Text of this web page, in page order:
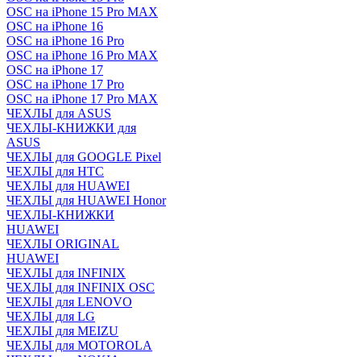
OSC на iPhone 15 Pro MAX
OSC на iPhone 16
OSC на iPhone 16 Pro
OSC на iPhone 16 Pro MAX
OSC на iPhone 17
OSC на iPhone 17 Pro
OSC на iPhone 17 Pro MAX
ЧЕХЛЫ для ASUS
ЧЕХЛЫ-КНИЖКИ для
ASUS
ЧЕХЛЫ для GOOGLE Pixel
ЧЕХЛЫ для HTC
ЧЕХЛЫ для HUAWEI
ЧЕХЛЫ для HUAWEI Honor
ЧЕХЛЫ-КНИЖКИ
HUAWEI
ЧЕХЛЫ ORIGINAL
HUAWEI
ЧЕХЛЫ для INFINIX
ЧЕХЛЫ для INFINIX OSC
ЧЕХЛЫ для LENOVO
ЧЕХЛЫ для LG
ЧЕХЛЫ для MEIZU
ЧЕХЛЫ для MOTOROLA